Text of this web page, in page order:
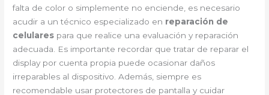
falta de color o simplemente no enciende, es necesario
acudir a un técnico especializado en reparación de
celulares para que realice una evaluación y reparación
adecuada. Es importante recordar que tratar de reparar el
display por cuenta propia puede ocasionar daños
irreparables al dispositivo. Además, siempre es
recomendable usar protectores de pantalla y cuidar